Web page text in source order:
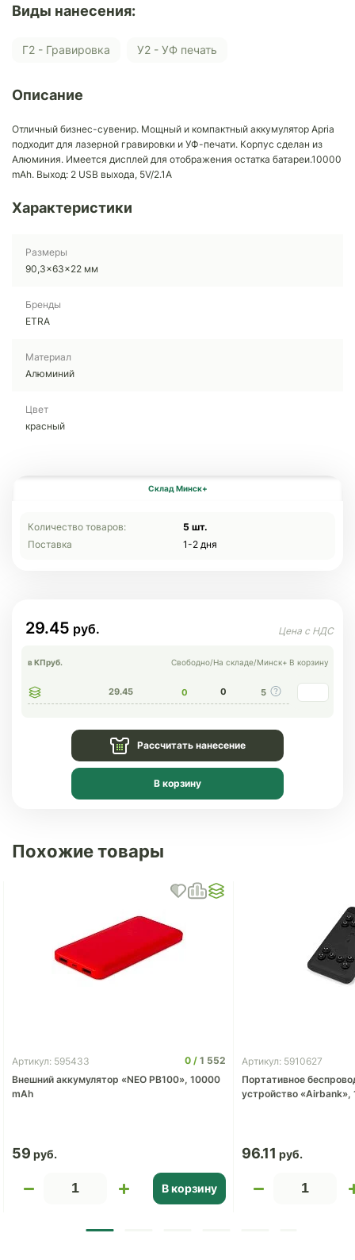
Виды нанесения:
Г2 - Гравировка У2 - УФ печать
Описание
Отличный бизнес-сувенир. Мощный и компактный аккумулятор Apria
подходит для лазерной гравировки и УФ-печати. Корпус сделан из
Алюминия. Имеется дисплей для отображения остатка батареи.10000
mAh. Выход: 2 USB выхода, 5V/2.1A
Характеристики
Размеры
90,3x63x22 мм
Бренды
ETRA
Материал
Алюминий
Цвет
красный
Склад Минск+
Количество товаров:
5 шт.
Поставка
1-2 дня
29.45
в КПруб. Свободно/На складе/Минск+ В корзину
29.45 0 0 5
Рассчитать нанесение
В корзину
Похожие товары
Артикул: 595433 0
1 552
Внешний аккумулятор «NEO PB100», 10000
mAh
59
В корзину
Артикул: 5910627
Портативное
устройство «Airbank»,
96.11